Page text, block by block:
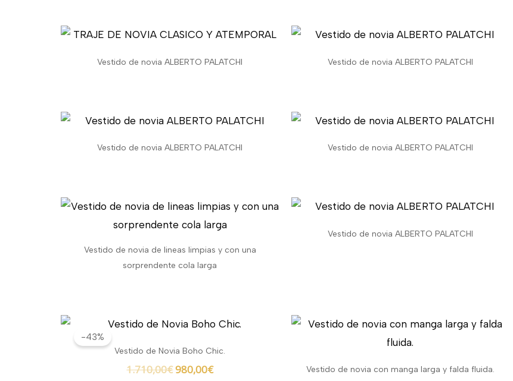
Vestido de novia ALBERTO PALATCHI Vestido de novia ALBERTO PALATCHI
Vestido de novia ALBERTO PALATCHI Vestido de novia ALBERTO PALATCHI
Vestido de novia de lineas limpias y con una
sorprendente cola larga
Vestido de novia ALBERTO PALATCHI
-43%
Vestido de Novia Boho Chic.
1.710,00€
El
original
1.710,00€.
980,00€
El
actual
980,00€.
Vestido de novia con manga larga y falda fluida.